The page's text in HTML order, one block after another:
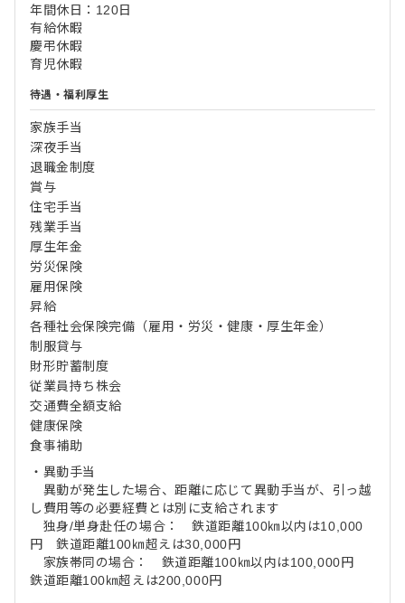
年間休日：120日
有給休暇
慶弔休暇
育児休暇
待遇・福利厚生
家族手当
深夜手当
退職金制度
賞与
住宅手当
残業手当
厚生年金
労災保険
雇用保険
昇給
各種社会保険完備（雇用・労災・健康・厚生年金）
制服貸与
財形貯蓄制度
従業員持ち株会
交通費全額支給
健康保険
食事補助
・異動手当
異動が発生した場合、距離に応じて異動手当が、引っ越
し費用等の必要経費とは別に支給されます
独身/単身赴任の場合： 鉄道距離100㎞以内は10,000
円 鉄道距離100㎞超えは30,000円
家族帯同の場合： 鉄道距離100㎞以内は100,000円
鉄道距離100㎞超えは200,000円